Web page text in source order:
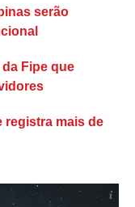
serão
Fipe que
registra mais de